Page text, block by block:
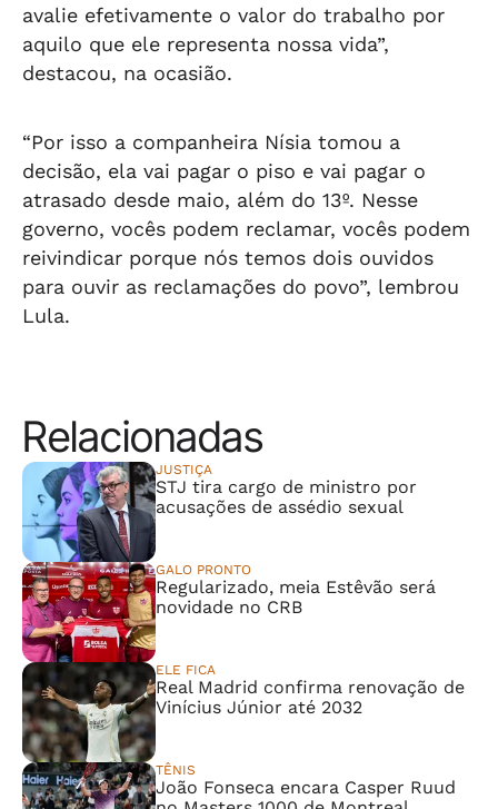
avalie efetivamente o valor do trabalho por
aquilo que ele representa nossa vida”,
destacou, na ocasião.
“Por isso a companheira Nísia tomou a
decisão, ela vai pagar o piso e vai pagar o
atrasado desde maio, além do 13º. Nesse
governo, vocês podem reclamar, vocês podem
reivindicar porque nós temos dois ouvidos
para ouvir as reclamações do povo”, lembrou
Lula.
Relacionadas
JUSTIÇA
STJ tira cargo de ministro por
acusações de assédio sexual
GALO PRONTO
Regularizado, meia Estêvão será
novidade no CRB
ELE FICA
Real Madrid confirma renovação de
Vinícius Júnior até 2032
TÊNIS
João Fonseca encara Casper Ruud